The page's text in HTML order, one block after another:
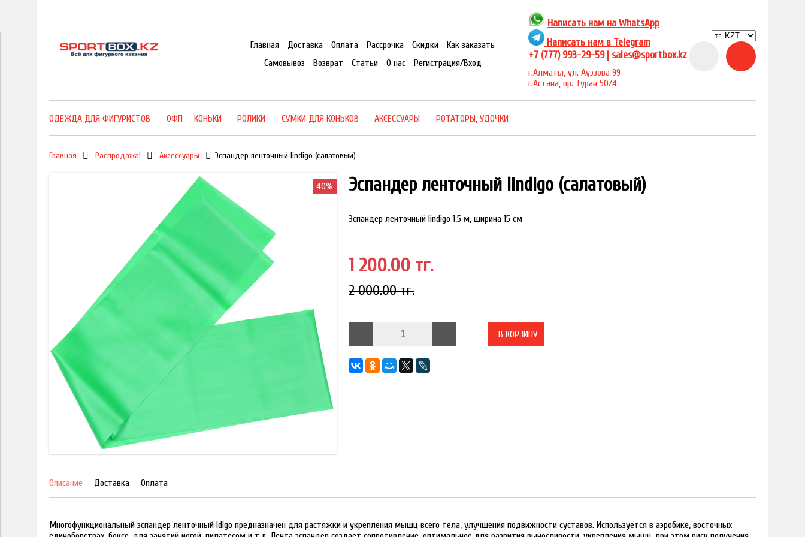
Главная Доставка Оплата Рассрочка Скидки
Как заказать
Самовывоз
Возврат Статьи О нас Регистрация/Вход
Написать нам наWhatsApp
Написать нам в Telegram
+7 (777) 993-29-59 | sales@sportbox.kz
г.Алматы, ул. Ауэзова 99
г.Астана, пр. Туран 50/4
ОДЕЖДА ДЛЯ ФИГУРИСТОВ ОФП КОНЬКИ РОЛИКИ СУМКИ ДЛЯ КОНЬКОВ АКСЕССУАРЫ РОТАТОРЫ, УДОЧКИ
Главная Распродажа! Аксессуары Эспандер ленточный Iindigo (салатовый)
40%
40% Эспандер ленточный Iindigo (салатовый)
Эспандер ленточный Iindigo 1,5 м, ширина 15 см
1 200.00 тг.
2 000.00 тг.
В КОРЗИНУ
Описание Доставка Оплата
Многофункциональный эспандер ленточный Idigo предназначен для растяжки и укрепления мышц всего тела, улучшения подвижности суставов. Используется в аэробике, восточных